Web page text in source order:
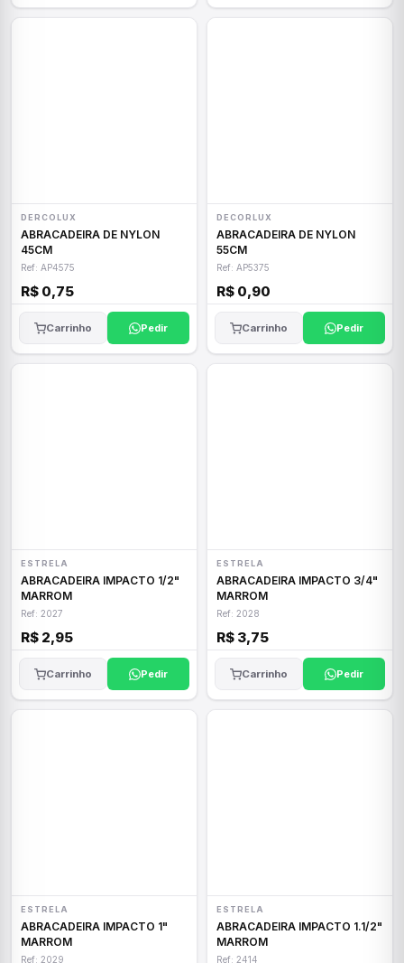
DERCOLUX
ABRACADEIRA DE NYLON
45CM
Ref: AP4575
R$ 0,75
Carrinho Pedir
DECORLUX
ABRACADEIRA DE NYLON
55CM
Ref: AP5375
R$ 0,90
Carrinho Pedir
ESTRELA
ABRACADEIRA IMPACTO 1/2"
MARROM
Ref: 2027
R$ 2,95
Carrinho Pedir
ESTRELA
ABRACADEIRA IMPACTO 3/4"
MARROM
Ref: 2028
R$ 3,75
Carrinho Pedir
ESTRELA
ABRACADEIRA IMPACTO 1"
MARROM
Ref: 2029
ESTRELA
ABRACADEIRA IMPACTO 1.1/2"
MARROM
Ref: 2414